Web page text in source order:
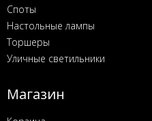
Споты
Настольные лампы
Торшеры
Уличные светильники
Магазин